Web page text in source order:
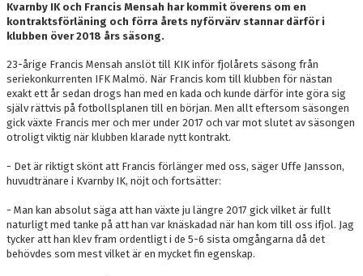
Kvarnby IK och Francis Mensah har kommit överens om en
kontraktsförläning och förra årets nyförvärv stannar därför i
klubben över 2018 års säsong.
23-årige Francis Mensah anslöt till KIK inför fjolårets säsong från
seriekonkurrenten IFK Malmö. När Francis kom till klubben för nästan
exakt ett år sedan drogs han med en kada och kunde därför inte göra sig
själv rättvis på fotbollsplanen till en början. Men allt eftersom säsongen
gick växte Francis mer och mer under 2017 och var mot slutet av säsongen
otroligt viktig när klubben klarade nytt kontrakt.
- Det är riktigt skönt att Francis förlänger med oss, säger Uffe Jansson,
huvudtränare i Kvarnby IK, nöjt och fortsätter:
- Man kan absolut säga att han växte ju längre 2017 gick vilket är fullt
naturligt med tanke på att han var knäskadad när han kom till oss ifjol. Jag
tycker att han klev fram ordentligt i de 5-6 sista omgångarna då det
behövdes som mest vilket är en mycket fin egenskap.